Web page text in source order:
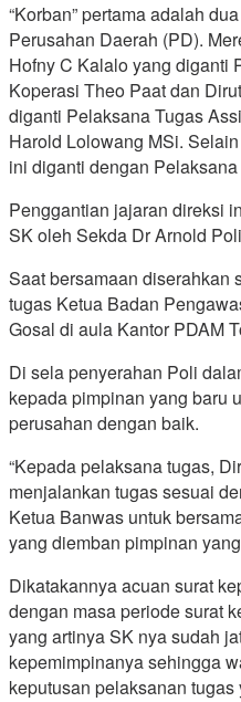
“Korban” pertama adalah
Perusahan Daerah (PD).
Hofny C Kalalo yang diganti
Koperasi Theo Paat dan
diganti Pelaksana Tugas
Harold Lolowang MSi.
ini diganti dengan Pelaksana
Penggantian jajaran direksi
SK oleh Sekda Dr Arnold
Saat bersamaan diserahkan
tugas Ketua Badan
Gosal di aula Kantor PDAM
Di sela penyerahan Poli
kepada pimpinan yang baru
perusahan dengan baik.
“Kepada pelaksana tugas,
menjalankan tugas sesuai
Ketua Banwas untuk
yang diemban pimpinan
Dikatakannya acuan surat
dengan masa periode surat
yang artinya SK nya sudah
kepemimpinanya sehingga
keputusan pelaksanan tugas